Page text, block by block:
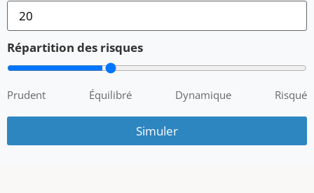
Répartition des risques
Prudent Équilibré Dynamique Risqué
Simuler